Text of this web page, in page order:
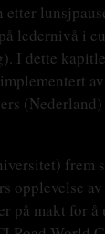
etter
ledernivå i
I dette
frem
opplevelse
på makt for